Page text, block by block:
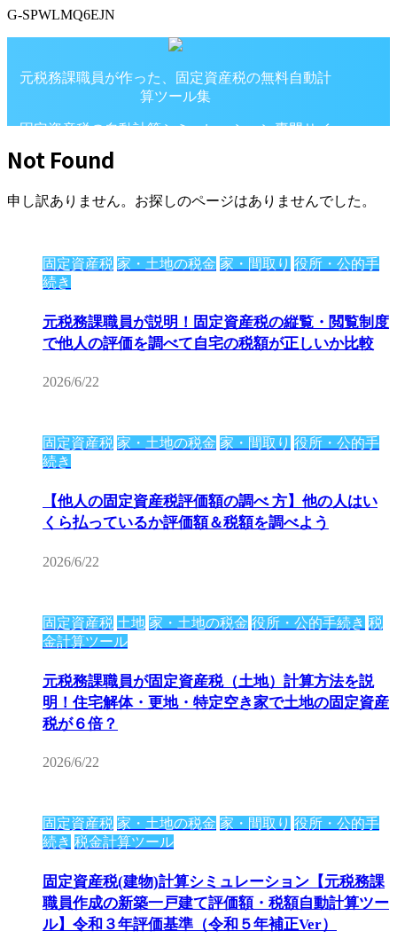
G-SPWLMQ6EJN
元税務課職員が作った、固定資産税の無料自動計
算ツール集
固定資産税の自動計算シミュレーション専門サイ
Not Found
申し訳ありません。お探しのページはありませんでした。
固定資産税 家・土地の税金 家・間取り 役所・公的手
続き
元税務課職員が説明！固定資産税の縦覧・閲覧制度
で他人の評価を調べて自宅の税額が正しいか比較
2026/6/22
固定資産税 家・土地の税金 家・間取り 役所・公的手
続き
【他人の固定資産税評価額の調べ 方】他の人はい
くら払っているか評価額＆税額を調べよう
2026/6/22
固定資産税 土地 家・土地の税金 役所・公的手続き 税
金計算ツール
元税務課職員が固定資産税（土地）計算方法を説
明！住宅解体・更地・特定空き家で土地の固定資産
税が６倍？
2026/6/22
固定資産税 家・土地の税金 家・間取り 役所・公的手
続き 税金計算ツール
固定資産税(建物)計算シミュレーション【元税務課
職員作成の新築一戸建て評価額・税額自動計算ツー
ル】令和３年評価基準（令和５年補正Ver）